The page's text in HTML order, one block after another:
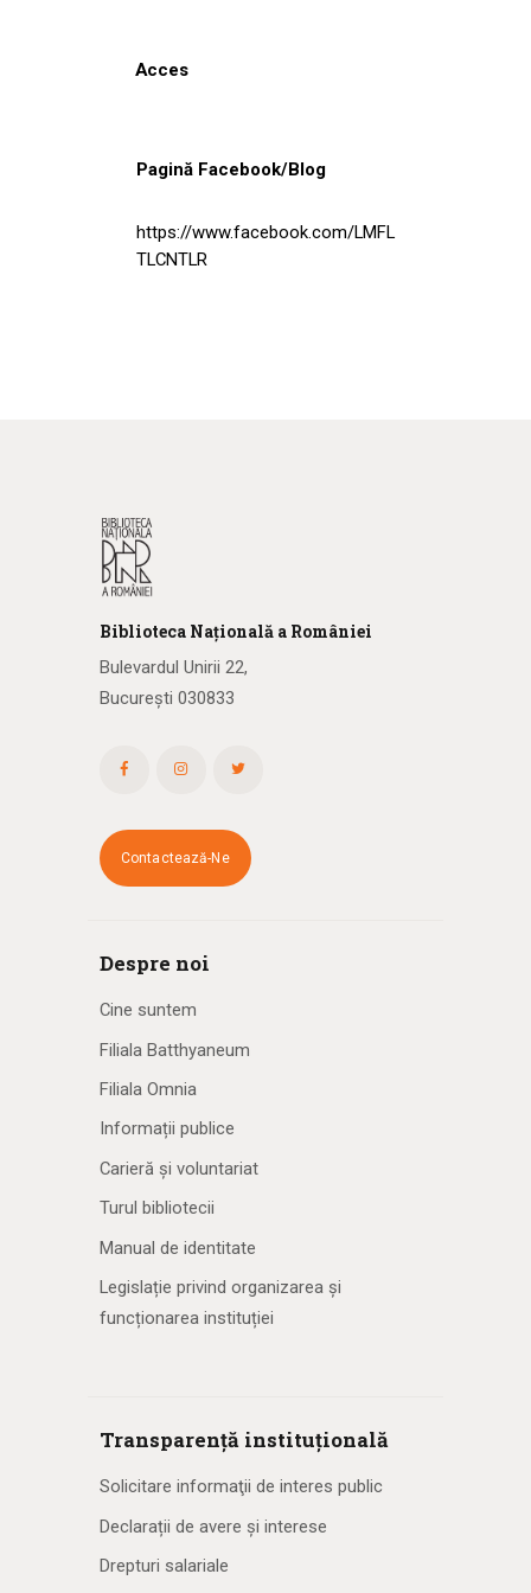
Acces
Pagină Facebook/Blog
https://www.facebook.com/LMFL
TLCNTLR
Biblioteca Națională a României
Bulevardul Unirii 22,
București 030833
Contactează-Ne
Despre noi
Cine suntem
Filiala Batthyaneum
Filiala Omnia
Informații publice
Carieră și voluntariat
Turul bibliotecii
Manual de identitate
Legislație privind organizarea și
funcționarea instituției
Transparență instituțională
Solicitare informaţii de interes public
Declarații de avere și interese
Drepturi salariale